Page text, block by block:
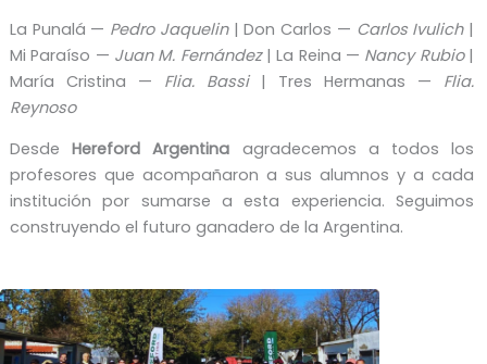
La Punalá — Pedro Jaquelin| Don Carlos — Carlos Ivulich|
Mi Paraíso — Juan M. Fernández| La Reina — Nancy Rubio|
María Cristina — Flia. Bassi| Tres Hermanas — Flia.
Reynoso
DesdeHereford Argentina agradecemos a todos los
profesores que acompañaron a sus alumnos y a cada
institución por sumarse a esta experiencia. Seguimos
construyendo el futuro ganadero de la Argentina.